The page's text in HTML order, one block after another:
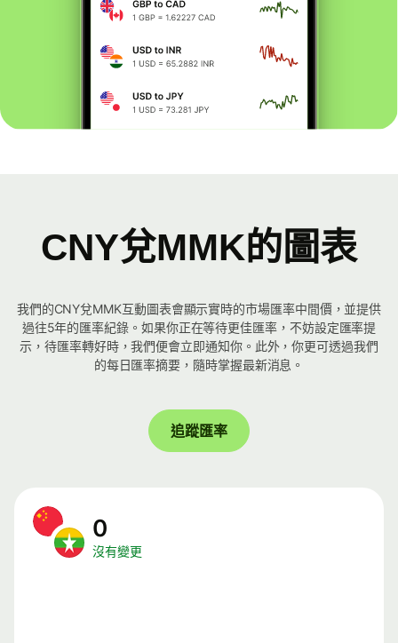
CNY兌MMK的圖表
我們的CNY兌MMK互動圖表會顯示實時的市場匯率中間價，並提供
過往5年的匯率紀錄。如果你正在等待更佳匯率，不妨設定匯率提
示，待匯率轉好時，我們便會立即通知你。此外，你更可透過我們
的每日匯率摘要，隨時掌握最新消息。
追蹤匯率
0
沒有變更